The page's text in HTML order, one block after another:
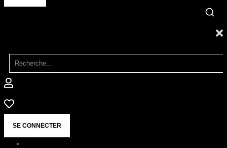
SE CONNECTER